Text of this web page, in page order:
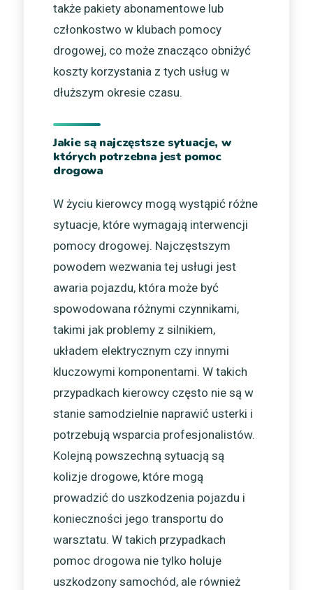
także pakiety abonamentowe lub
członkostwo w klubach pomocy
drogowej, co może znacząco obniżyć
koszty korzystania z tych usług w
dłuższym okresie czasu.
Jakie są najczęstsze sytuacje, w
których potrzebna jest pomoc
drogowa
W życiu kierowcy mogą wystąpić różne
sytuacje, które wymagają interwencji
pomocy drogowej. Najczęstszym
powodem wezwania tej usługi jest
awaria pojazdu, która może być
spowodowana różnymi czynnikami,
takimi jak problemy z silnikiem,
układem elektrycznym czy innymi
kluczowymi komponentami. W takich
przypadkach kierowcy często nie są w
stanie samodzielnie naprawić usterki i
potrzebują wsparcia profesjonalistów.
Kolejną powszechną sytuacją są
kolizje drogowe, które mogą
prowadzić do uszkodzenia pojazdu i
konieczności jego transportu do
warsztatu. W takich przypadkach
pomoc drogowa nie tylko holuje
uszkodzony samochód, ale również